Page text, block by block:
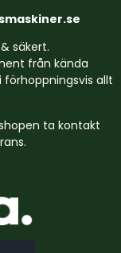
säkert.
från kända
förhoppningsvis allt
ta kontakt